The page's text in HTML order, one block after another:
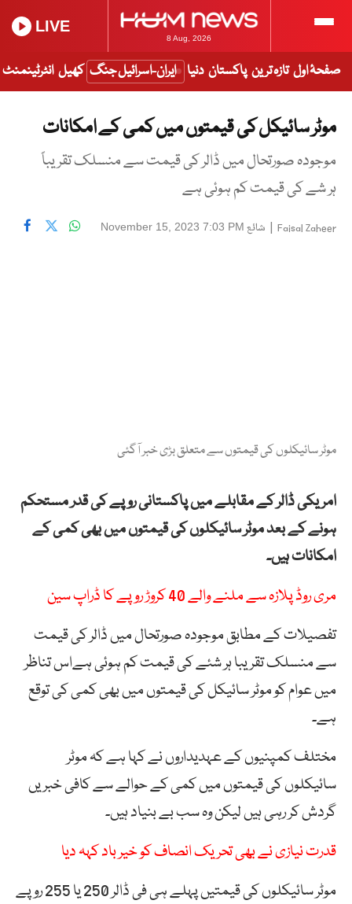
8 Aug, 2026
LIVE
صفحۂ اول تازہ ترین پاکستان دنیا ایران-اسرائیل جنگ کھیل انٹرٹینمنٹ
موٹر سائیکل کی قیمتوں میں کمی کے امکانات
موجودہ صورتحال میں ڈالر کی قیمت سے منسلک تقریباً
ہر شے کی قیمت کم ہوئی ہے
Faisal Zaheer
| شائع November 15, 2023 7:03 PM
موٹر سائیکلوں کی قیمتوں سے متعلق بڑی خبر آگئی
امریکی ڈالر کے مقابلے میں پاکستانی روپے کی قدر مستحکم
ہونے کے بعد موٹر سائیکلوں کی قیمتوں میں بھی کمی کے
امکانات ہیں۔
مری روڈ پلازہ سے ملنے والے 40 کروڑ روپے کا ڈراپ سین
تفصیلات کے مطابق موجودہ صورتحال میں ڈالر کی قیمت
سے منسلک تقریبا ہر شئے کی قیمت کم ہوئی ہےاس تناظر
میں عوام کو موٹر سائیکل کی قیمتوں میں بھی کمی کی توقع
ہے۔
مختلف کمپنیوں کے عہدیداروں نے کہا ہے کہ موٹر
سائیکلوں کی قیمتوں میں کمی کے حوالے سے کافی خبریں
گردش کر رہی ہیں لیکن وہ سب بے بنیاد ہیں۔
قدرت نیازی نے بھی تحریک انصاف کو خیر باد کہہ دیا
موٹر سائیکلوں کی قیمتیں پہلے ہی فی ڈالر 250 یا 255 روپے